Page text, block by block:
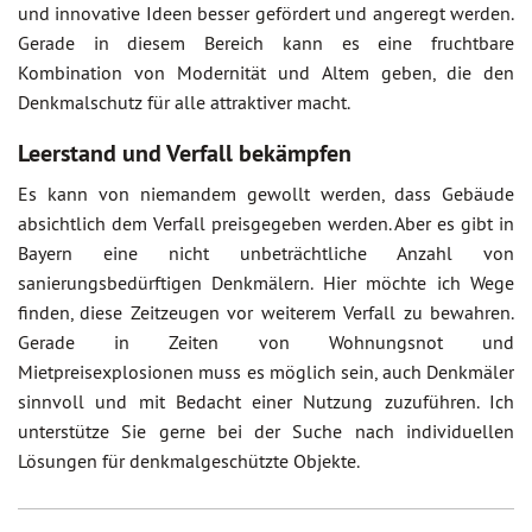
und innovative Ideen besser gefördert und angeregt werden.
Gerade in diesem Bereich kann es eine fruchtbare
Kombination von Modernität und Altem geben, die den
Denkmalschutz für alle attraktiver macht.
Leerstand und Verfall bekämpfen
Es kann von niemandem gewollt werden, dass Gebäude
absichtlich dem Verfall preisgegeben werden. Aber es gibt in
Bayern eine nicht unbeträchtliche Anzahl von
sanierungsbedürftigen Denkmälern. Hier möchte ich Wege
finden, diese Zeitzeugen vor weiterem Verfall zu bewahren.
Gerade in Zeiten von Wohnungsnot und
Mietpreisexplosionen muss es möglich sein, auch Denkmäler
sinnvoll und mit Bedacht einer Nutzung zuzuführen. Ich
unterstütze Sie gerne bei der Suche nach individuellen
Lösungen für denkmalgeschützte Objekte.